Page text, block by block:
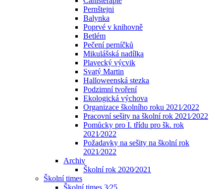
Pernštejni
Balynka
Poprvé v knihovně
Betlém
Pečení perníčků
Mikulášská nadílka
Plavecký výcvik
Svatý Martin
Halloweenská stezka
Podzimní tvoření
Ekologická výchova
Organizace školního roku 2021⁄2022
Pracovní sešity na školní rok 2021⁄2022
Pomůcky pro I. třídu pro šk. rok
2021⁄2022
Požadavky na sešity na školní rok
2021⁄2022
Archiv
Školní rok 2020⁄2021
Školní times
Školní times 3⁄25